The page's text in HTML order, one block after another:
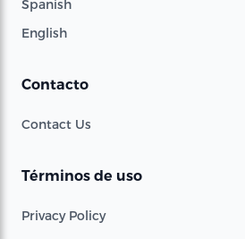
Spanish
English
Contacto
Contact Us
Términos de uso
Privacy Policy